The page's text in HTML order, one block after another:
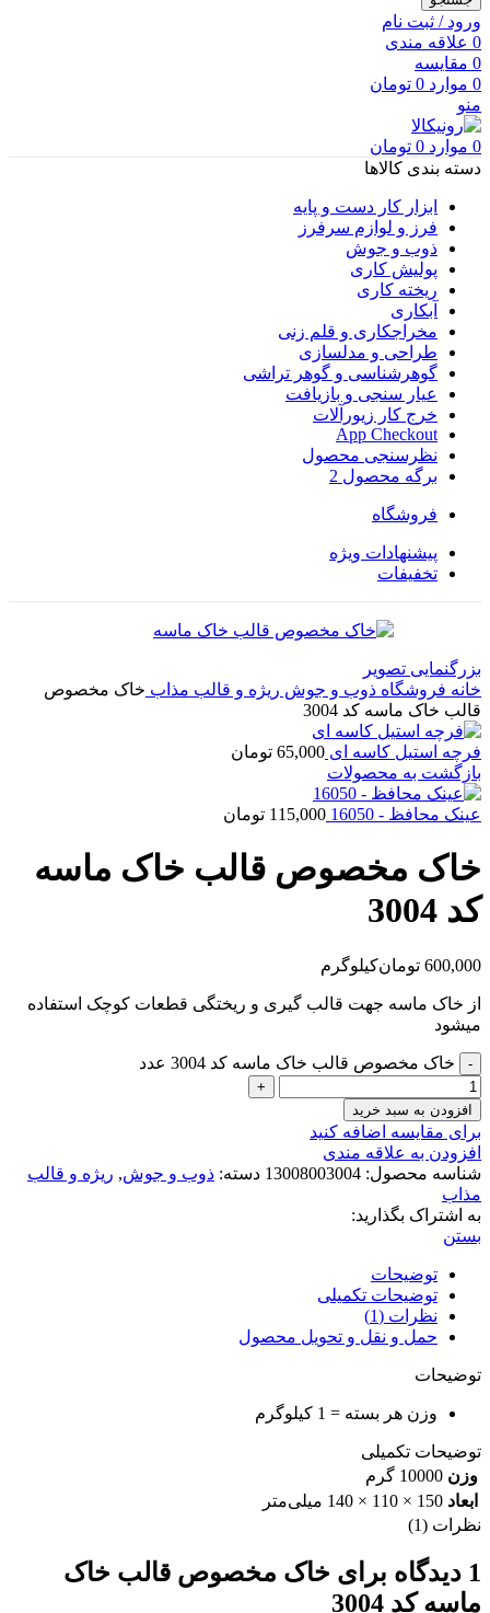
ورود / ثبت نام
0 علاقه مندی
0 مقایسه
0 موارد 0 تومان
منو
0 موارد 0 تومان
دسته بندی کالاها
ابزار کار دست و پایه
فرز و لوازم سرفرز
ذوب و جوش
پولیش کاری
ریخته کاری
آبکاری
مخراجکاری و قلم زنی
طراحی و مدلسازی
گوهرشناسی و گوهر تراشی
عیار سنجی و بازیافت
خرج کار زیورآلات
App Checkout
نظرسنجی محصول
برگه محصول 2
فروشگاه
پیشنهادات ویژه
تخفیفات
بزرگنمایی تصویر
خانه فروشگاه ذوب و جوش ریژه و قالب مذاب خاک مخصوص
قالب خاک ماسه کد 3004
فرچه استیل کاسه ای 65,000 تومان
بازگشت به محصولات
عینک محافظ - 16050 115,000 تومان
خاک مخصوص قالب خاک ماسه
کد 3004
600,000 تومانکیلوگرم
از خاک ماسه جهت قالب گیری و ریختگی قطعات کوچک استفاده
میشود
خاک مخصوص قالب خاک ماسه کد 3004 عدد
افزودن به سبد خرید
برای مقایسه اضافه کنید
افزودن به علاقه مندی
شناسه محصول: 13008003004 دسته: ذوب و جوش, ریژه و قالب
مذاب
به اشتراک بگذارید:
بستن
توضیحات
توضیحات تکمیلی
نظرات (1)
حمل و نقل و تحویل محصول
توضیحات
وزن هر بسته = 1 کیلوگرم
توضیحات تکمیلی
وزن 10000 گرم
ابعاد 150 × 110 × 140 میلی‌متر
نظرات (1)
1 دیدگاه برای
خاک مخصوص قالب خاک
ماسه کد 3004